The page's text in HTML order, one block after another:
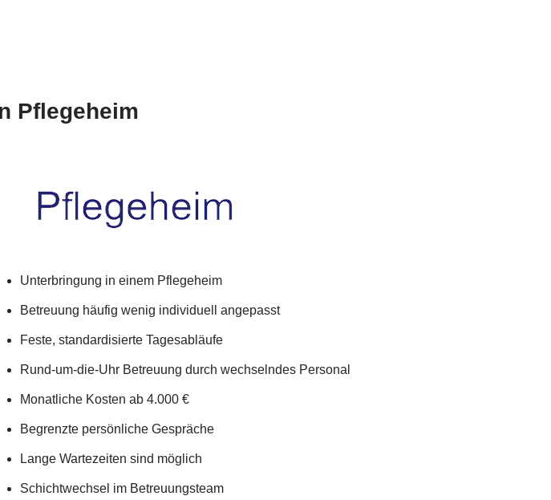
Pflegeheim
Unterbringung in einem Pflegeheim
Betreuung häufig wenig individuell angepasst
Feste, standardisierte Tagesabläufe
Rund-um-die-Uhr Betreuung durch wechselndes Personal
Monatliche Kosten ab 4.000 €
Begrenzte persönliche Gespräche
Lange Wartezeiten sind möglich
Schichtwechsel im Betreuungsteam